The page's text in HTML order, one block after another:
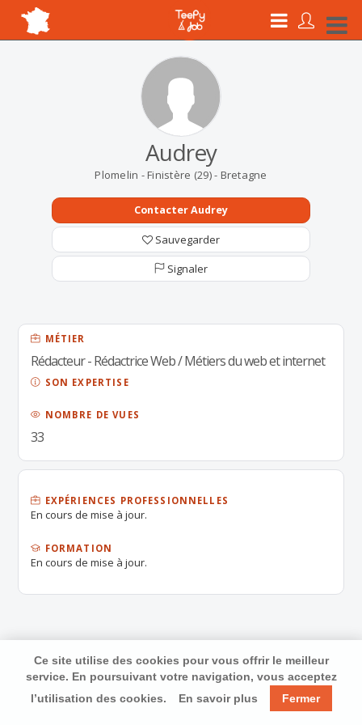
Audrey
Plomelin - Finistère (29) - Bretagne
Contacter Audrey
Sauvegarder
Signaler
MÉTIER
Rédacteur - Rédactrice Web / Métiers du web et internet
SON EXPERTISE
NOMBRE DE VUES
33
EXPÉRIENCES PROFESSIONNELLES
En cours de mise à jour.
FORMATION
En cours de mise à jour.
Ce site utilise des cookies pour vous offrir le meilleur
service. En poursuivant votre navigation, vous acceptez
l’utilisation des cookies.
En savoir plus Fermer